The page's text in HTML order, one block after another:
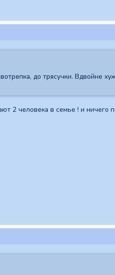
до трясучки. Вдвойне
2 человека в семье ! и